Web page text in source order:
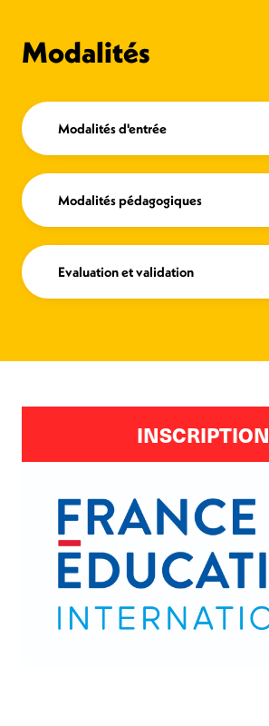
Modalités
Modalités d'entrée
Modalités pédagogiques
Evaluation et validation
INSCRIPTION